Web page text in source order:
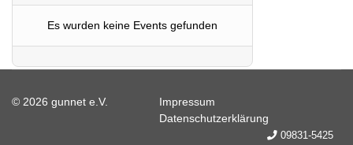
Es wurden keine Events gefunden
© 2026 gunnet e.V.
Impressum
Datenschutzerklärung
09831-5425